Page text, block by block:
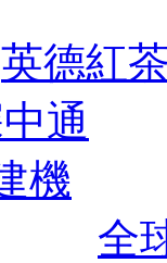
英德紅
全